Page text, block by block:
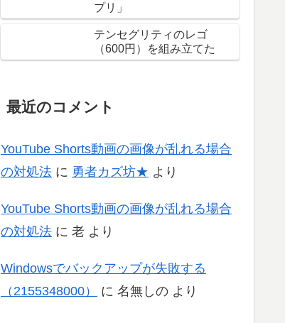
プリ」
テンセグリティのレゴ
（600円）を組み立てた
最近のコメント
YouTube Shorts動画の画像が乱れる場合
の対処法 に 勇者カズ坊★ より
YouTube Shorts動画の画像が乱れる場合
の対処法 に 老 より
Windowsでバックアップが失敗する
（2155348000）
に 名無しの より